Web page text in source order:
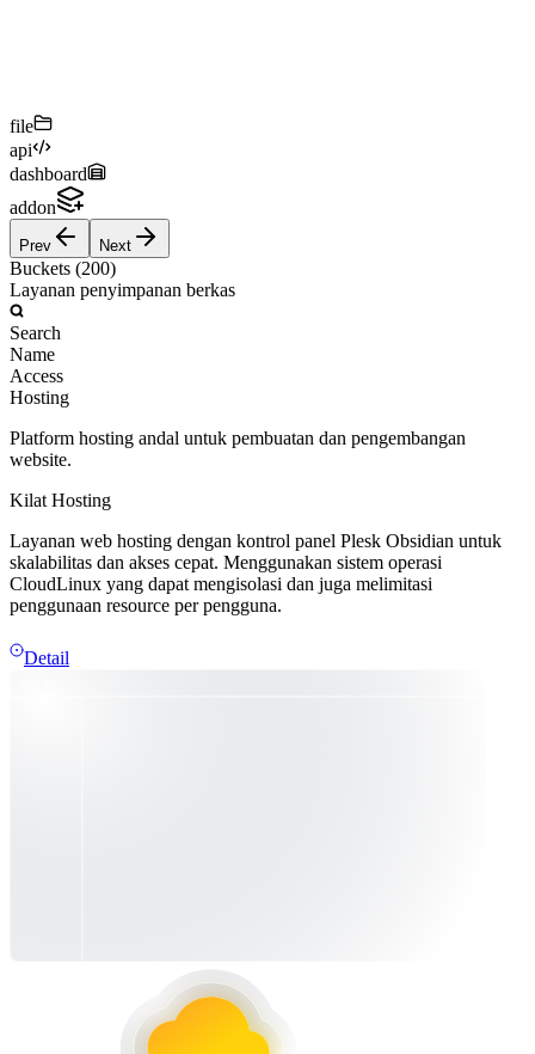
file
api
dashboard
addon
Prev Next
Buckets (200)
Layanan penyimpanan berkas
Search
Name
Access
Hosting
Platform hosting andal untuk pembuatan dan pengembangan
website.
Kilat Hosting
Layanan web hosting dengan kontrol panel Plesk Obsidian untuk
skalabilitas dan akses cepat. Menggunakan sistem operasi
CloudLinux yang dapat mengisolasi dan juga melimitasi
penggunaan resource per pengguna.
Detail